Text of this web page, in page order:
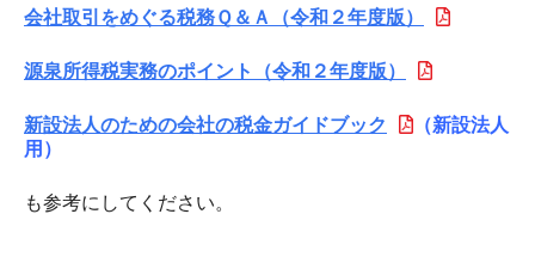
会社取引をめぐる税務Ｑ＆Ａ（令和２年度版）
源泉所得税実務のポイント（令和２年度版）
新設法人のための会社の税金ガイドブック
（新設法人
用）
も参考にしてください。